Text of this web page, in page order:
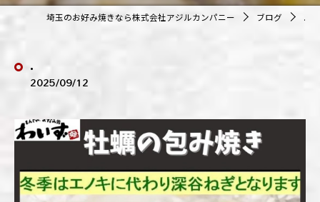
埼玉のお好み焼きなら株式会社アジルカンパニー ブログ .
.
2025/09/12